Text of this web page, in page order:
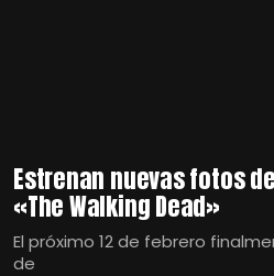
Estrenan nuevas fotos
«The Walking Dead»
El próximo 12 de febrero
de